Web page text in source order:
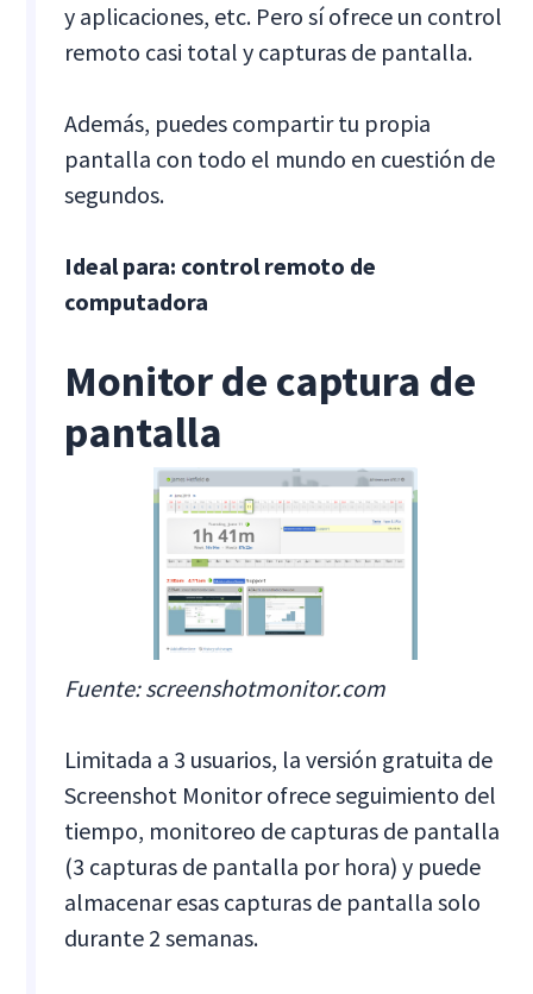
y aplicaciones, etc. Pero sí ofrece un control
remoto casi total y capturas de pantalla.
Además, puedes compartir tu propia
pantalla con todo el mundo en cuestión de
segundos.
Ideal para: control remoto de
computadora
Monitor de captura de
pantalla
Fuente: screenshotmonitor.com
Limitada a 3 usuarios, la versión gratuita de
Screenshot Monitor ofrece seguimiento del
tiempo, monitoreo de capturas de pantalla
(3 capturas de pantalla por hora) y puede
almacenar esas capturas de pantalla solo
durante 2 semanas.